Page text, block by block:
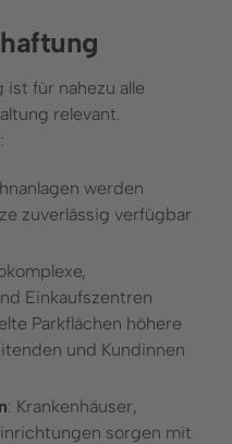
für nahezu alle
relevant.
werden
zuverlässig verfügbar
Einkaufszentren
Parkflächen höhere
und Kundinnen
: Krankenhäuser,
sorgen mit